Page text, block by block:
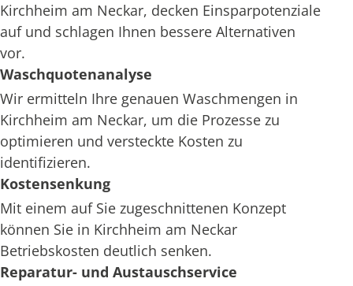
Kirchheim am Neckar, decken Einsparpotenziale
auf und schlagen Ihnen bessere Alternativen
vor.
Waschquotenanalyse
Wir ermitteln Ihre genauen Waschmengen in
Kirchheim am Neckar, um die Prozesse zu
optimieren und versteckte Kosten zu
identifizieren.
Kostensenkung
Mit einem auf Sie zugeschnittenen Konzept
können Sie in Kirchheim am Neckar
Betriebskosten deutlich senken.
Reparatur- und Austauschservice